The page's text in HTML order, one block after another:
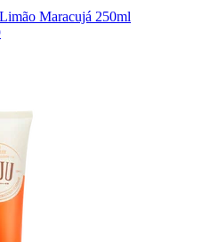
Maracujá 250ml